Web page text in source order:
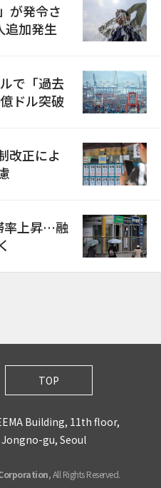
が発令さ
追加発生
で「過去
ドル突破
改正によ
率上昇…融
TOP
Building, 11th floor,
gu, Seoul
, All Rights Reserved.